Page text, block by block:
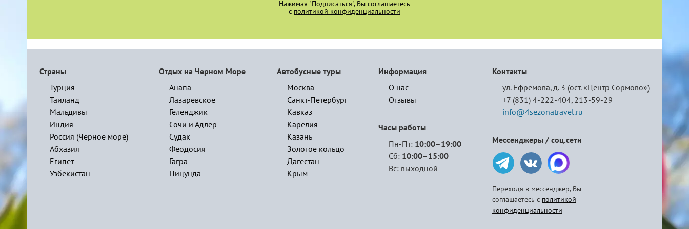
Нажимая "Подписаться", Вы соглашаетесь
с политикой конфиденциальности
Страны
Турция
Таиланд
Мальдивы
Индия
Россия (Черное море)
Абхазия
Египет
Узбекистан
Отдых на Черном Море
Анапа
Лазаревское
Геленджик
Сочи и Адлер
Судак
Феодосия
Гагра
Пицунда
Автобусные туры
Москва
Санкт-Петербург
Кавказ
Карелия
Казань
Золотое кольцо
Дагестан
Крым
Информация
О нас
Отзывы
Часы работы
Пн-Пт: 10:00–19:00
Сб: 10:00–15:00
Вс: выходной
Контакты
ул. Ефремова, д. 3 (ост. «Центр Сормово»)
+7 (831) 4-222-404, 213-59-29
info@4sezonatravel.ru
Мессенджеры / соц.сети
Переходя в мессенджер, Вы
соглашаетесь с политикой
конфиденциальности